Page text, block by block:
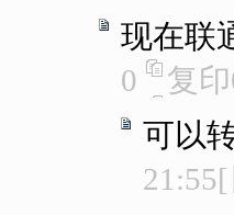
现在联
0
复印
可以
21:55[